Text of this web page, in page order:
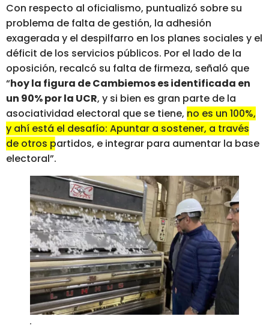
Con respecto al oficialismo, puntualizó sobre su
problema de falta de gestión, la adhesión
exagerada y el despilfarro en los planes sociales y el
déficit de los servicios públicos. Por el lado de la
oposición, recalcó su falta de firmeza, señaló que
“hoy la figura de Cambiemos es identificada en
un 90% por la UCR, y si bien es gran parte de la
asociatividad electoral que se tiene, no es un 100%,
y ahí está el desafío: Apuntar a sostener, a través
de otros partidos, e integrar para aumentar la base
electoral”.
.